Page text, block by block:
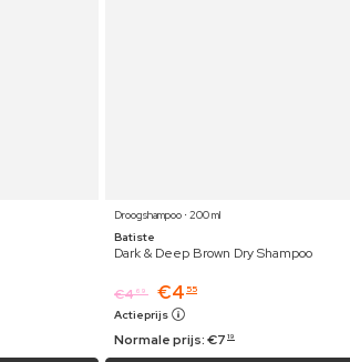
Droogshampoo ⋅ 200 ml
Batiste
Dark & Deep Brown Dry Shampoo
€4 69 €4 55
Actieprijs
Normale prijs:€7 19